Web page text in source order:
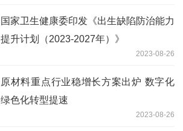
国家卫生健康委印发《出生缺陷防治能力
提升计划（2023-2027年）》
2023-08-26
原材料重点行业稳增长方案出炉 数字化
绿色化转型提速
2023-08-26